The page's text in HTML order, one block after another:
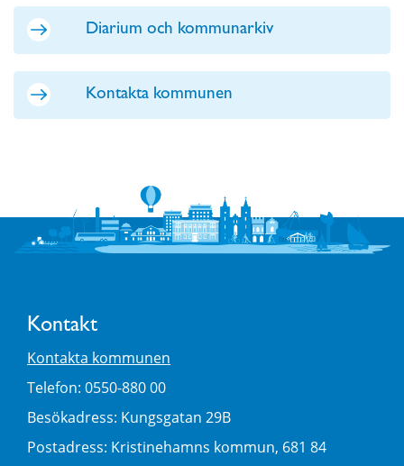
Diarium och kommunarkiv
Kontakta kommunen
Kontakt
Kontakta kommunen
Telefon: 0550-880 00
Besökadress: Kungsgatan 29B
Postadress: Kristinehamns kommun, 681 84